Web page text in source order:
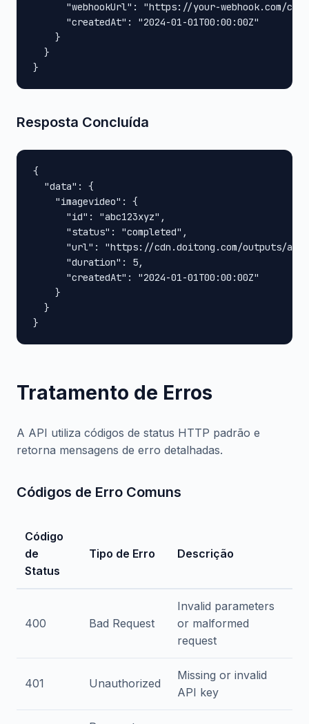
"webhookUrl": "https://your-webhook.com/
      "createdAt": "2024-01-01T00:00:00Z"
    }
  }
}
Resposta Concluída
{
  "data": {
    "imagevideo": {
      "id": "abc123xyz",
      "status": "completed",
"url": "https://cdn.doitong.com/outputs/
      "duration": 5,
      "createdAt": "2024-01-01T00:00:00Z"
    }
  }
}
Tratamento de Erros
A API utiliza códigos de status HTTP padrão e
retorna mensagens de erro detalhadas.
Códigos de Erro Comuns
Código
de
Status
Tipo de Erro Descrição
400 Bad Request
Invalid parameters
or malformed
request
401 Unauthorized
Missing or invalid
API key